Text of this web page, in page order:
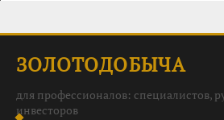
ЗОЛОТОДОБЫЧА
для профессионалов: специалистов,
инвесторов